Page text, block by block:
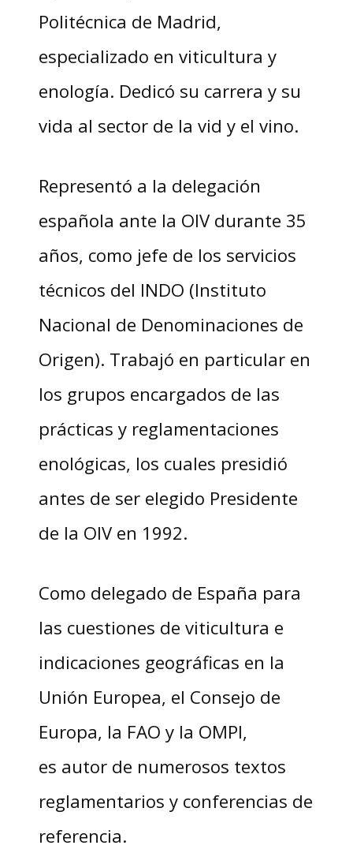
Politécnica de Madrid,
especializado en viticultura y
enología. Dedicó su carrera y su
vida al sector de la vid y el vino.
Representó a la delegación
española ante la OIV durante 35
años, como jefe de los servicios
técnicos del INDO (Instituto
Nacional de Denominaciones de
Origen). Trabajó en particular en
los grupos encargados de las
prácticas y reglamentaciones
enológicas, los cuales presidió
antes de ser elegido Presidente
de la OIV en 1992.
Como delegado de España para
las cuestiones de viticultura e
indicaciones geográficas en la
Unión Europea, el Consejo de
Europa, la FAO y la OMPI,
es autor de numerosos textos
reglamentarios y conferencias de
referencia.